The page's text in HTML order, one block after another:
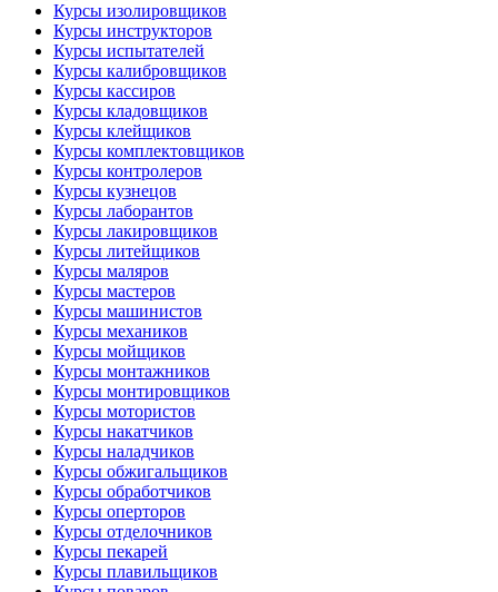
Курсы изолировщиков
Курсы инструкторов
Курсы испытателей
Курсы калибровщиков
Курсы кассиров
Курсы кладовщиков
Курсы клейщиков
Курсы комплектовщиков
Курсы контролеров
Курсы кузнецов
Курсы лаборантов
Курсы лакировщиков
Курсы литейщиков
Курсы маляров
Курсы мастеров
Курсы машинистов
Курсы механиков
Курсы мойщиков
Курсы монтажников
Курсы монтировщиков
Курсы мотористов
Курсы накатчиков
Курсы наладчиков
Курсы обжигальщиков
Курсы обработчиков
Курсы оперторов
Курсы отделочников
Курсы пекарей
Курсы плавильщиков